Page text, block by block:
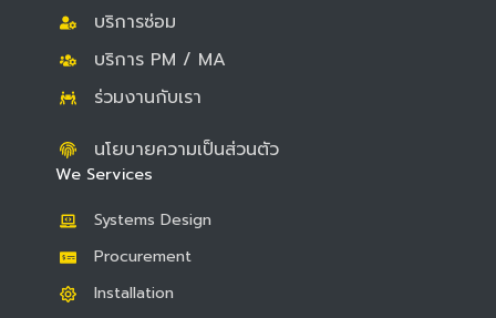
บริการซ่อม
บริการ PM / MA
ร่วมงานกับเรา
นโยบายความเป็นส่วนตัว
We Services
Systems Design
Procurement
Installation